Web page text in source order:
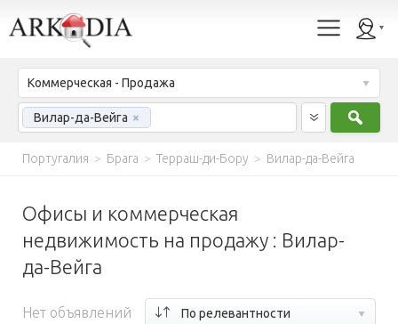
Коммерческая - Продажа
Вилар-да-Вейга ×
Португалия > Брага > Терраш-ди-Бору > Вилар-да-Вейга
Офисы и коммерческая
недвижимость на продажу : Вилар-
да-Вейга
Нет объявлений По релевантности